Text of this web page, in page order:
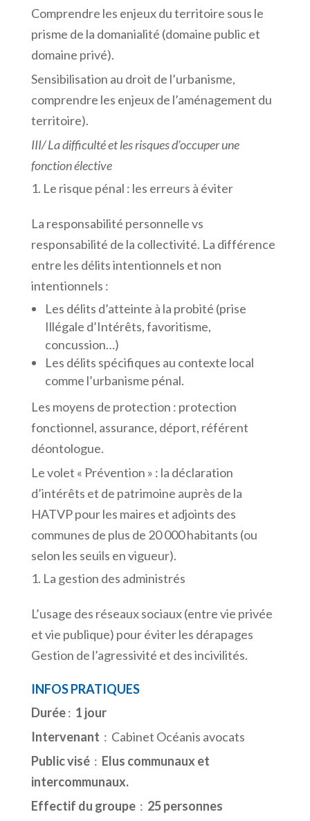
Comprendre les enjeux du territoire sous le
prisme de la domanialité (domaine public et
domaine privé).
Sensibilisation au droit de l’urbanisme,
comprendre les enjeux de l’aménagement du
territoire).
III/Ladifficultéetlesrisquesd’occuperune
fonctionélective
Le risque pénal : les erreurs à éviter
La responsabilité personnelle vs
responsabilité de la collectivité. La différence
entre les délits intentionnels et non
intentionnels :
Les délits d’atteinte à la probité (prise
Illégale d’Intérêts, favoritisme,
concussion…)
Les délits spécifiques au contexte local
comme l’urbanisme pénal.
Les moyens de protection : protection
fonctionnel, assurance, déport, référent
déontologue.
Le volet « Prévention » : la déclaration
d’intérêts et de patrimoine auprès de la
HATVP pour les maires et adjoints des
communes de plus de 20 000 habitants (ou
selon les seuils en vigueur).
La gestion des administrés
L’usage des réseaux sociaux (entre vie privée
et vie publique) pour éviter les dérapages
Gestion de l’agressivité et des incivilités.
INFOS PRATIQUES
Durée: 1 jour
Intervenant : Cabinet Océanis avocats
Public visé: Elus communaux et
intercommunaux.
Effectif du groupe: 25 personnes